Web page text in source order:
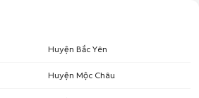
Huyện Bắc Yên
Huyện Mộc Châu